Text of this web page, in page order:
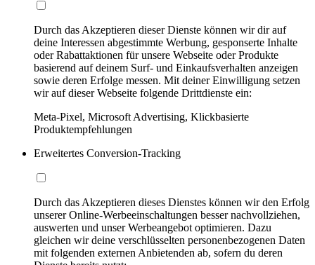
Durch das Akzeptieren dieser Dienste können wir dir auf
deine Interessen abgestimmte Werbung, gesponserte Inhalte
oder Rabattaktionen für unsere Webseite oder Produkte
basierend auf deinem Surf- und Einkaufsverhalten anzeigen
sowie deren Erfolge messen. Mit deiner Einwilligung setzen
wir auf dieser Webseite folgende Drittdienste ein:
Meta-Pixel, Microsoft Advertising, Klickbasierte
Produktempfehlungen
Erweitertes Conversion-Tracking
Durch das Akzeptieren dieses Dienstes können wir den Erfolg
unserer Online-Werbeeinschaltungen besser nachvollziehen,
auswerten und unser Werbeangebot optimieren. Dazu
gleichen wir deine verschlüsselten personenbezogenen Daten
mit folgenden externen Anbietenden ab, sofern du deren